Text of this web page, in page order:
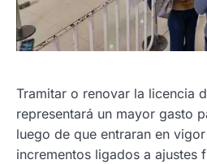
Tramitar o renovar la licencia
representará un mayor gasto
luego de que entraran en
incrementos ligados a ajustes